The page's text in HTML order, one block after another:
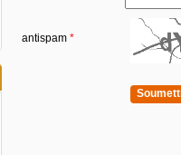
antispam *